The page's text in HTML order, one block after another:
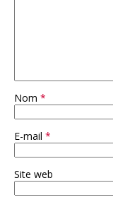
Nom *
E-mail *
Site web